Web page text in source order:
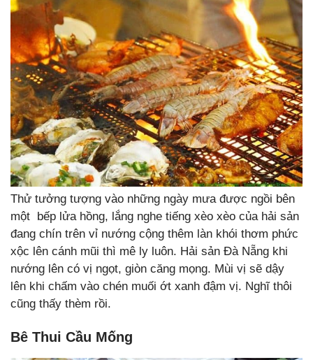
Thử tưởng tượng vào những ngày mưa được ngồi bên
một bếp lửa hồng, lắng nghe tiếng xèo xèo của hải sản
đang chín trên vỉ nướng cộng thêm làn khói thơm phức
xộc lên cánh mũi thì mê ly luôn. Hải sản Đà Nẵng khi
nướng lên có vị ngọt, giòn căng mọng. Mùi vị sẽ dậy
lên khi chấm vào chén muối ớt xanh đậm vị. Nghĩ thôi
cũng thấy thèm rồi.
Bê Thui Cầu Mống